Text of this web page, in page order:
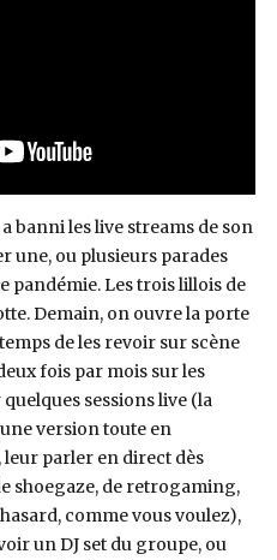
banni les live streams de son
une, ou plusieurs parades
pandémie. Les trois lillois de
Demain, on ouvre la porte
de les revoir sur scène
fois par mois sur les
sessions live (la
version toute en
leur parler en direct dès
shoegaze, de retrogaming,
comme vous voulez),
un DJ set du groupe, ou